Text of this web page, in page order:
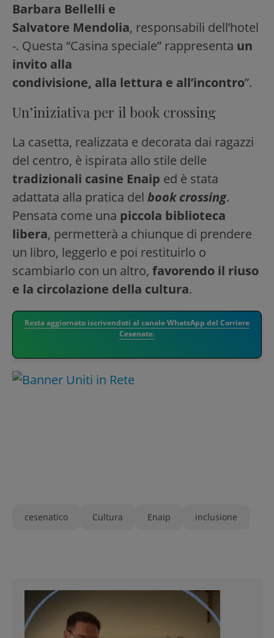
Barbara Bellelli e
Salvatore Mendolia, responsabili dell’hotel
-. Questa “Casina speciale” rappresenta un
invito alla
condivisione, alla lettura e all’incontro”.
Un’iniziativa per il book crossing
La casetta, realizzata e decorata dai ragazzi
del centro, è ispirata allo stile delle
tradizionali casine Enaip ed è stata
adattata alla pratica del book crossing.
Pensata come una piccola biblioteca
libera, permetterà a chiunque di prendere
un libro, leggerlo e poi restituirlo o
scambiarlo con un altro, favorendo il riuso
e la circolazione della cultura.
Resta aggiornato iscrivendoti al canale WhatsApp del Corriere
Cesenate.
cesenatico Cultura Enaip inclusione